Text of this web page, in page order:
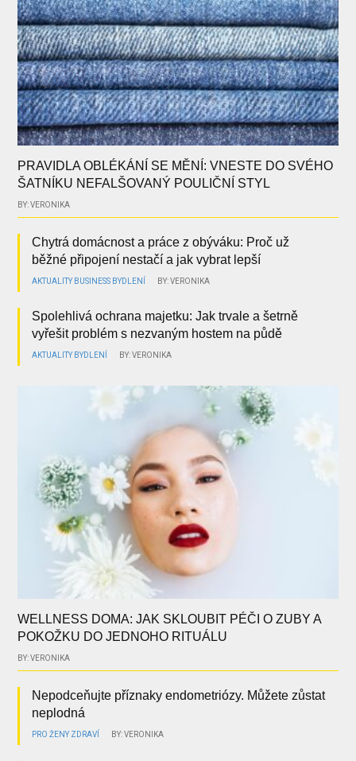
PRAVIDLA OBLÉKÁNÍ SE MĚNÍ: VNESTE DO SVÉHO
ŠATNÍKU NEFALŠOVANÝ POULIČNÍ STYL
BY: VERONIKA
Chytrá domácnost a práce z obýváku: Proč už
běžné připojení nestačí a jak vybrat lepší
AKTUALITY BUSINESS BYDLENÍ BY: VERONIKA
Spolehlivá ochrana majetku: Jak trvale a šetrně
vyřešit problém s nezvaným hostem na půdě
AKTUALITY BYDLENÍ BY: VERONIKA
WELLNESS DOMA: JAK SKLOUBIT PÉČI O ZUBY A
POKOŽKU DO JEDNOHO RITUÁLU
BY: VERONIKA
Nepodceňujte příznaky endometriózy. Můžete zůstat
neplodná
PRO ŽENY ZDRAVÍ BY: VERONIKA